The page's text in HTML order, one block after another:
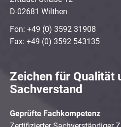
D-02681 Wilthen
Fon: +49 (0) 3592 31908
Fax: +49 (0) 3592 543135
Zeichen für Qualität
Sachverstand
Geprüfte Fachkompetenz